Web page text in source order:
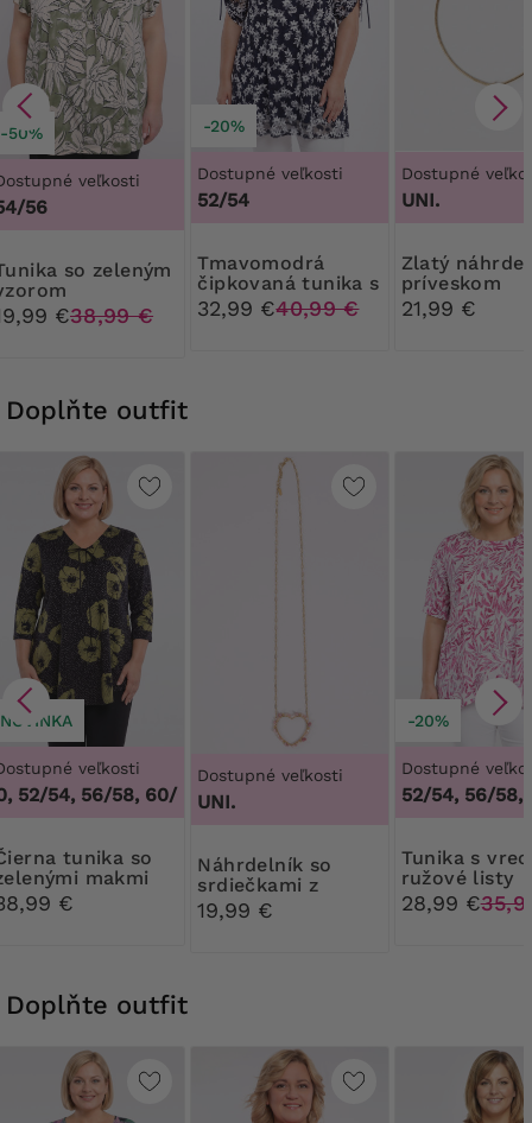
-50%
veľkosti
56
€38,99 €
-20%
Dostupné veľkosti
52/54
Tmavomodrá
čipkovaná tunika s
bielymi kvetmi
32,99 €40,99 €
Dostupné
UNI.
Zlatý náhrdelník s
príveskom
stromček
21,99 €
Doplňte outfit
NOVINKA
veľkosti
54, 56/58, 60/62 48/50, 52/54, 56/58, 60/62
so
makmi
€
Dostupné veľkosti
UNI.
Náhrdelník so
srdiečkami z
ružových korálok
19,99 €
-20%
Dostupné
52/54, 56/58,
Tunika s vreckami,
ružové listy
28,99 €
Doplňte outfit